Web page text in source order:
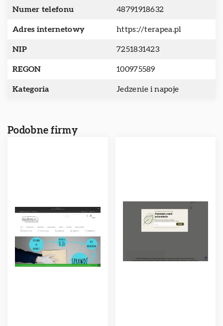
Numer telefonu 48791918632
Adres internetowy https://terapea.pl
NIP 7251831423
REGON 100975589
Kategoria Jedzenie i napoje
Podobne firmy